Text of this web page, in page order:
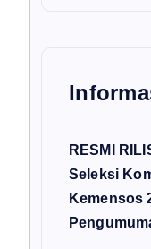
RESMI
Seleksi
Kemensos